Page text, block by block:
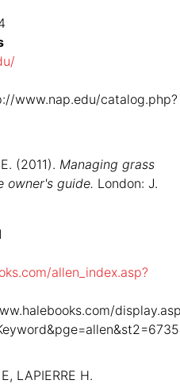
www.nap.edu/catalog.php?
(2011). Managing grass
owner's guide. London: J.
allen_index.asp?
LAPIERRE H.